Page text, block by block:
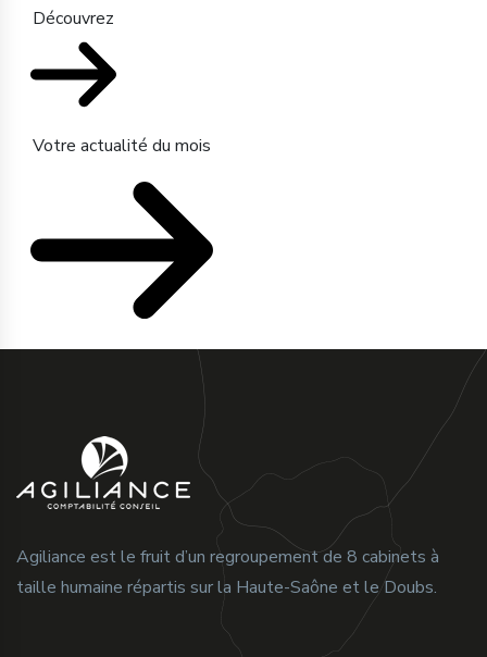
Découvrez
Votre actualité du mois
Agiliance est le fruit d’un regroupement de 8 cabinets à
taille humaine répartis sur la Haute-Saône et le Doubs.